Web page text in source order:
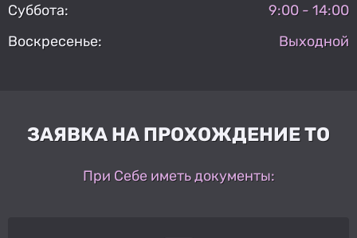
Суббота:
9:00 - 14:00
Воскресенье:
Выходной
ЗАЯВКА НА ПРОХОЖДЕНИЕ ТО
При Себе иметь документы: